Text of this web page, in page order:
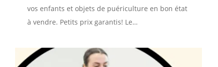
vos enfants et objets de puériculture en bon état
à vendre. Petits prix garantis! Le…